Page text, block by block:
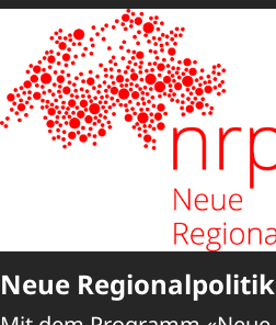
Neue Regionalpolitik